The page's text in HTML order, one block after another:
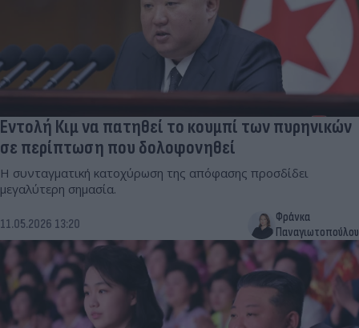
Εντολή Κιμ να πατηθεί το κουμπί των πυρηνικών
σε περίπτωση που δολοφονηθεί
Η συνταγματική κατοχύρωση της απόφασης προσδίδει
μεγαλύτερη σημασία.
11.05.2026 13:20
Φράνκα
Παναγιωτοπούλου